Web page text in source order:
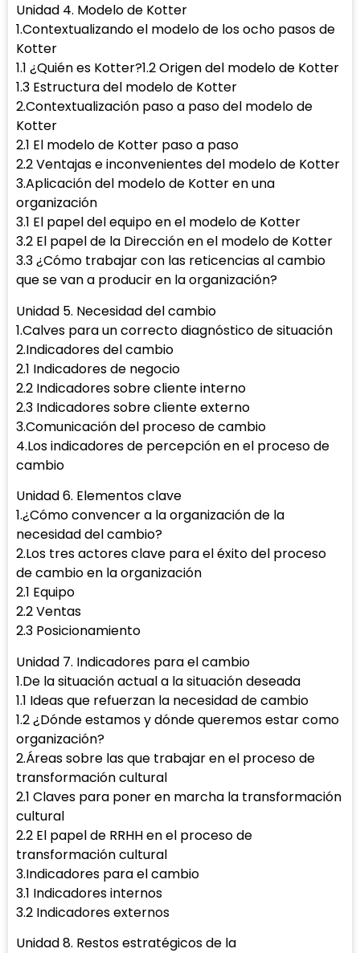
Unidad 4. Modelo de Kotter
1.Contextualizando el modelo de los ocho pasos de
Kotter
1.1 ¿Quién es Kotter?1.2 Origen del modelo de Kotter
1.3 Estructura del modelo de Kotter
2.Contextualización paso a paso del modelo de
Kotter
2.1 El modelo de Kotter paso a paso
2.2 Ventajas e inconvenientes del modelo de Kotter
3.Aplicación del modelo de Kotter en una
organización
3.1 El papel del equipo en el modelo de Kotter
3.2 El papel de la Dirección en el modelo de Kotter
3.3 ¿Cómo trabajar con las reticencias al cambio
que se van a producir en la organización?
Unidad 5. Necesidad del cambio
1.Calves para un correcto diagnóstico de situación
2.Indicadores del cambio
2.1 Indicadores de negocio
2.2 Indicadores sobre cliente interno
2.3 Indicadores sobre cliente externo
3.Comunicación del proceso de cambio
4.Los indicadores de percepción en el proceso de
cambio
Unidad 6. Elementos clave
1.¿Cómo convencer a la organización de la
necesidad del cambio?
2.Los tres actores clave para el éxito del proceso
de cambio en la organización
2.1 Equipo
2.2 Ventas
2.3 Posicionamiento
Unidad 7. Indicadores para el cambio
1.De la situación actual a la situación deseada
1.1 Ideas que refuerzan la necesidad de cambio
1.2 ¿Dónde estamos y dónde queremos estar como
organización?
2.Áreas sobre las que trabajar en el proceso de
transformación cultural
2.1 Claves para poner en marcha la transformación
cultural
2.2 El papel de RRHH en el proceso de
transformación cultural
3.Indicadores para el cambio
3.1 Indicadores internos
3.2 Indicadores externos
Unidad 8. Restos estratégicos de la